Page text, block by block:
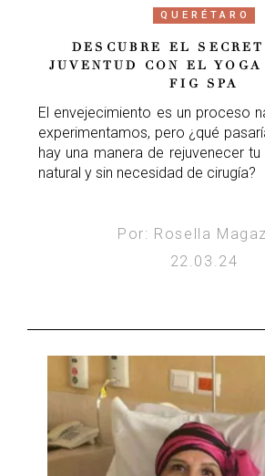
QUERÉTARO
DESCUBRE EL
JUVENTUD CON EL
FIG SPA
El envejecimiento es un proceso
experimentamos, pero ¿qué
hay una manera de rejuvenecer
natural y sin necesidad de cirugía?
Por: Rosella
22.03.24